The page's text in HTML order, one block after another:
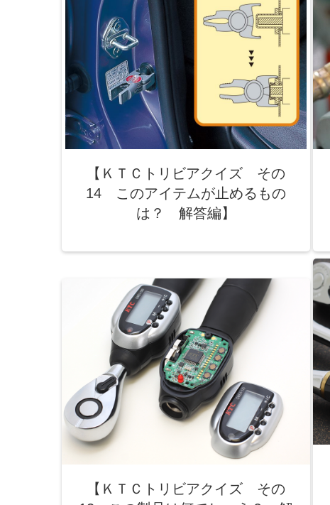
【ＫＴＣトリビアクイズ その
14 このアイテムが止めるもの
は？ 解答編】
【ＫＴＣトリビアクイズ その